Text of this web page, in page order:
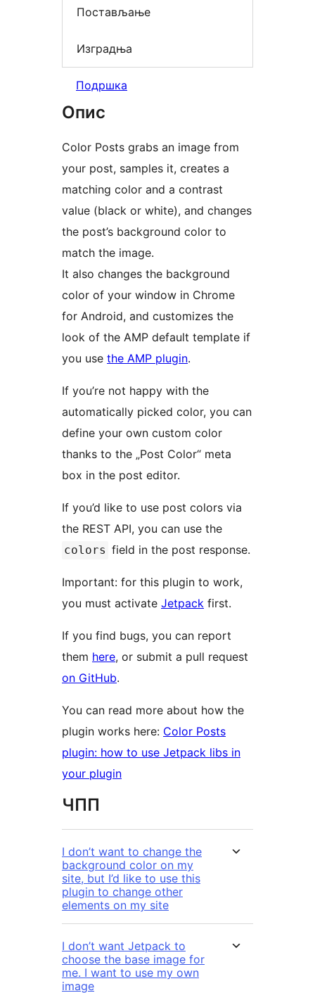
Постављање
Изградња
Подршка
Опис
Color Posts grabs an image from
your post, samples it, creates a
matching color and a contrast
value (black or white), and changes
the post’s background color to
match the image.
It also changes the background
color of your window in Chrome
for Android, and customizes the
look of the AMP default template if
you use the AMP plugin.
If you’re not happy with the
automatically picked color, you can
define your own custom color
thanks to the „Post Color“ meta
box in the post editor.
If you’d like to use post colors via
the REST API, you can use the
colors field in the post response.
Important: for this plugin to work,
you must activate Jetpack first.
If you find bugs, you can report
them here, or submit a pull request
on GitHub.
You can read more about how the
plugin works here: Color Posts
plugin: how to use Jetpack libs in
your plugin
ЧПП
I don’t want to change the
background color on my
site, but I’d like to use this
plugin to change other
elements on my site
I don’t want Jetpack to
choose the base image for
me. I want to use my own
image